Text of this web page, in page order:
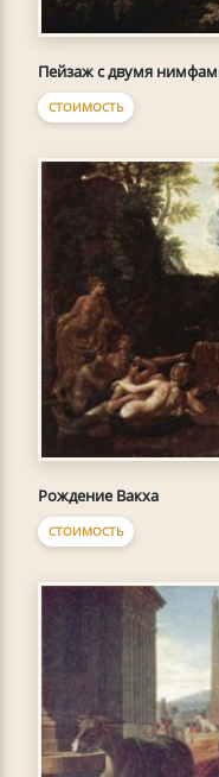
Пейзаж с двумя
СТОИМОСТЬ
Рождение Вакха
СТОИМОСТЬ